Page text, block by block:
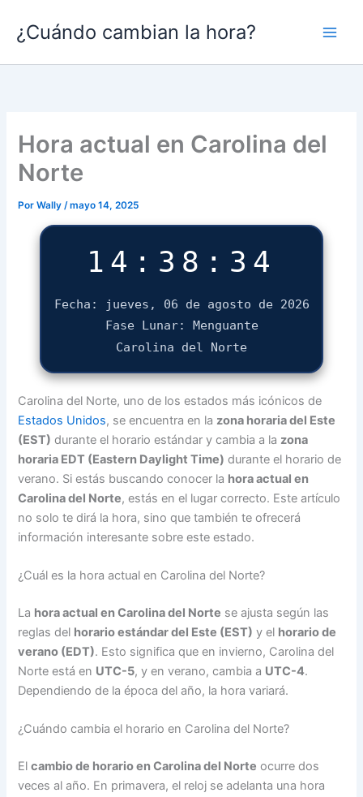
contenido
¿Cuándo cambian la hora?
Hora actual en Carolina del
Norte
PorWally/mayo 14, 2025
14:38:34
Fecha: jueves, 06 de agosto de 2026
Fase Lunar: Menguante
Carolina del Norte
Carolina del Norte, uno de los estados más icónicos de
Estados Unidos, se encuentra en la zona horaria del Este
(EST) durante el horario estándar y cambia a la zona
horaria EDT (Eastern Daylight Time) durante el horario de
verano. Si estás buscando conocer la hora actual en
Carolina del Norte, estás en el lugar correcto. Este artículo
no solo te dirá la hora, sino que también te ofrecerá
información interesante sobre este estado.
¿Cuál es la hora actual en Carolina del Norte?
La hora actual en Carolina del Norte se ajusta según las
reglas del horario estándar del Este (EST) y el horario de
verano (EDT). Esto significa que en invierno, Carolina del
Norte está en UTC-5, y en verano, cambia a UTC-4.
Dependiendo de la época del año, la hora variará.
¿Cuándo cambia el horario en Carolina del Norte?
Elcambio de horario en Carolina del Norte ocurre dos
veces al año. En primavera, el reloj se adelanta una hora